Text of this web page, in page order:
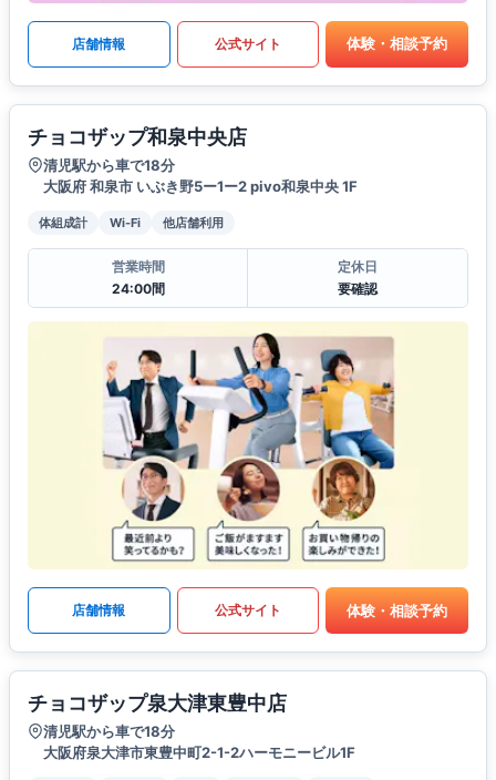
店舗情報 公式サイト 体験・相談予約
チョコザップ和泉中央店
清児駅から車で18分
大阪府 和泉市 いぶき野5ー1ー2 pivo和泉中央 1F
体組成計 Wi-Fi 他店舗利用
営業時間
24:00間
定休日
要確認
店舗情報 公式サイト 体験・相談予約
チョコザップ泉大津東豊中店
清児駅から車で18分
大阪府泉大津市東豊中町2-1-2ハーモニービル1F